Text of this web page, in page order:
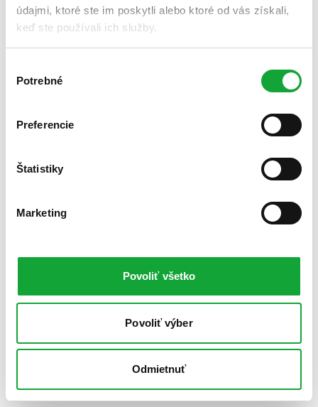
údajmi, ktoré ste im poskytli alebo ktoré od vás získali,
keď ste používali ich služby.
súhlasu
Potrebné
Preferencie
Štatistiky
Marketing
Povoliť všetko
Povoliť výber
Odmietnuť